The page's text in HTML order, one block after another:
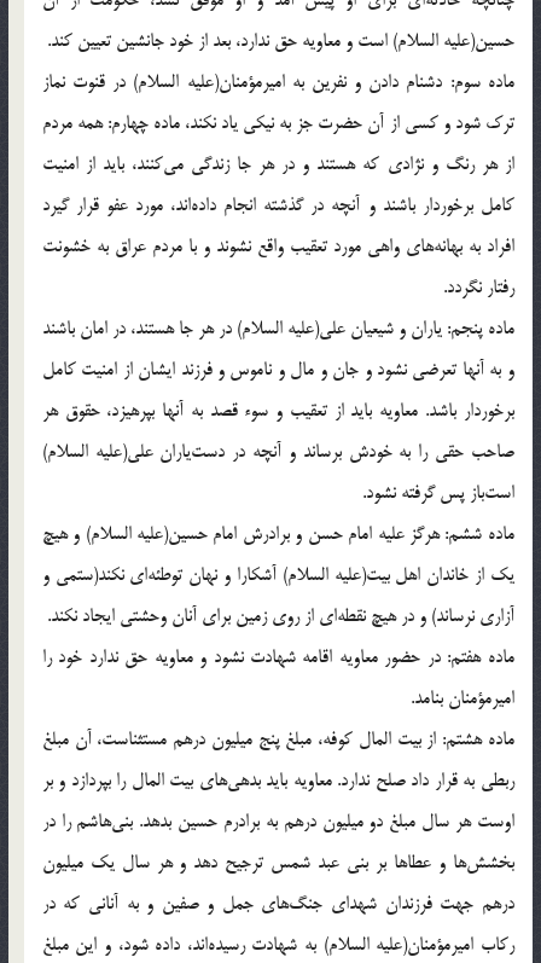
حسين(علیه السلام) است و معاويه حق ندارد، بعد از خود جانشين تعيين كند.
ماده سوم: دشنام دادن و نفرين به اميرمؤمنان(علیه السلام) در قنوت نماز
ترك شود و كسى از آن حضرت جز به نيكى ياد نكند، ماده چهارم: همه مردم
از هر رنگ و نژادى كه هستند و در هر جا زندگى مى‌كنند، بايد از امنيت
كامل برخوردار باشند و آنچه در گذشته انجام داده‌اند، مورد عفو قرار گيرد
افراد به بهانه‌هاى واهى مورد تعقيب واقع نشوند و با مردم عراق به خشونت
رفتار نگردد.
ماده پنجم: ياران و شيعيان على(علیه السلام) در هر جا هستند، در امان باشند
و به آنها تعرضى نشود و جان و مال و ناموس و فرزند ايشان از امنيت كامل
برخوردار باشد. معاويه بايد از تعقيب و سوء قصد به آنها بپرهيزد، حقوق هر
صاحب حقى را به خودش برساند و آنچه در دست‌ياران على(علیه السلام)
است‌باز پس گرفته نشود.
ماده ششم: هرگز عليه امام حسن و برادرش امام حسين(علیه السلام) و هيچ
يك از خاندان اهل بيت(علیه السلام) آشكارا و نهان توطئه‌اى نكند(ستمى و
آزارى نرساند) و در هيچ نقطه‌اى از روى زمين براى آنان وحشتى ايجاد نكند.
ماده هفتم: در حضور معاويه اقامه شهادت نشود و معاويه حق ندارد خود را
اميرمؤمنان بنامد.
ماده هشتم: از بيت المال كوفه، مبلغ پنج ميليون درهم مستثناست، آن مبلغ
ربطى به قرار داد صلح ندارد. معاويه بايد بدهى‌هاى بيت المال را بپردازد و بر
اوست هر سال مبلغ دو ميليون درهم به برادرم حسين بدهد. بنى‌هاشم را در
بخشش‌ها و عطاها بر بنى عبد شمس ترجيح دهد و هر سال يك ميليون
درهم جهت فرزندان شهداى جنگ‌هاى جمل و صفين و به آنانى كه در
ركاب اميرمؤمنان(علیه السلام) به شهادت رسيده‌اند، داده شود، و اين مبلغ